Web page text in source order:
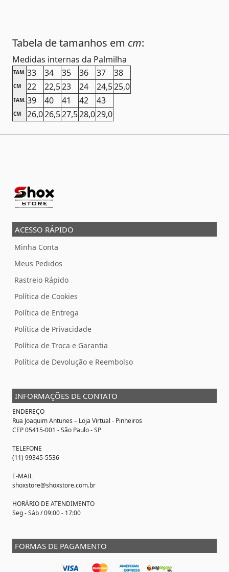
Tabela de tamanhos em cm:
Medidas internas da Palmilha
TAM. 33 34 35 36 37 38
CM 22 22,523 24 24,525,0
TAM. 39 40 41 42 43
CM 26,026,527,528,029,0
ACESSO RÁPIDO
Minha Conta
Meus Pedidos
Rastreio Rápido
Política de Cookies
Política de Entrega
Política de Privacidade
Política de Troca e Garantia
Política de Devolução e Reembolso
INFORMAÇÕES DE CONTATO
ENDEREÇO
Rua Joaquim Antunes – Loja Virtual - Pinheiros
CEP 05415-001 - São Paulo - SP
TELEFONE
(11) 99345-5536
E-MAIL
shoxstore@shoxstore.com.br
HORÁRIO DE ATENDIMENTO
Seg - Sáb / 09:00 - 17:00
FORMAS DE PAGAMENTO